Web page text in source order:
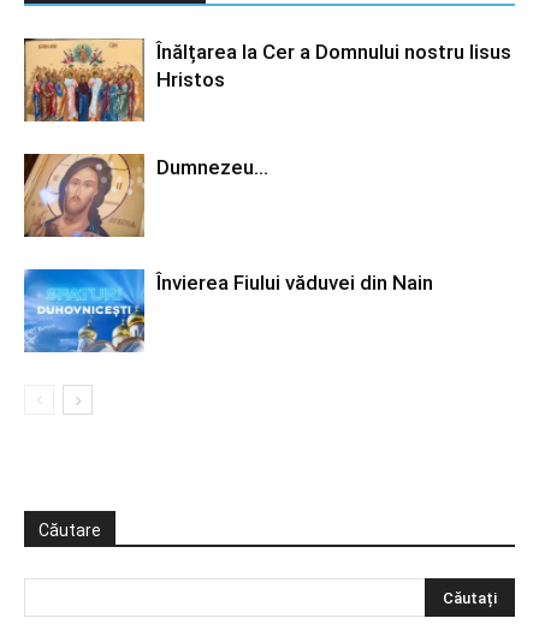
Înălțarea la Cer a Domnului nostru Iisus
Hristos
Dumnezeu…
Învierea Fiului văduvei din Nain
Căutare